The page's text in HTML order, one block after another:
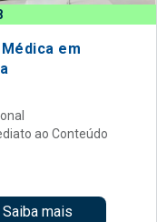
em
ao Conteúdo
Saiba mais